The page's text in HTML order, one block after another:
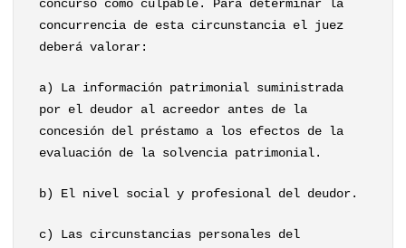
concurso como culpable. Para determinar la
concurrencia de esta circunstancia el juez
deberá valorar:
a) La información patrimonial suministrada
por el deudor al acreedor antes de la
concesión del préstamo a los efectos de la
evaluación de la solvencia patrimonial.
b) El nivel social y profesional del deudor.
c) Las circunstancias personales del